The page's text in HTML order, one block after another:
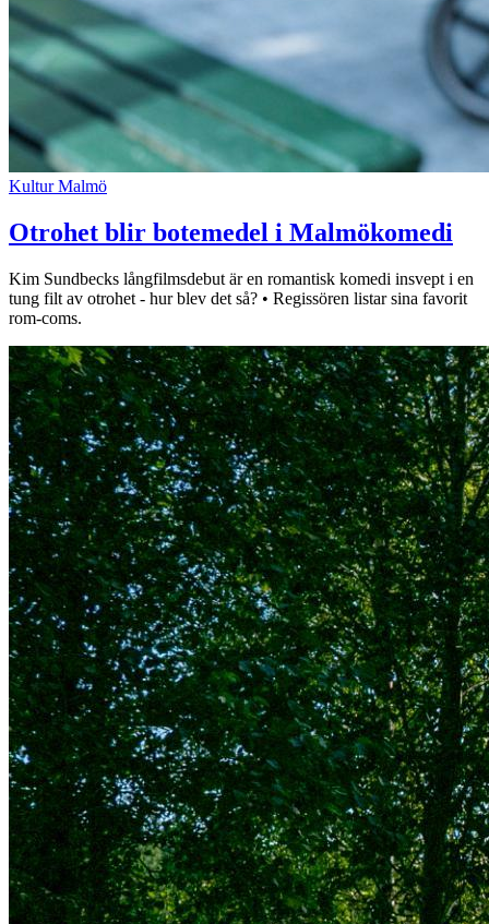
Kultur Malmö
Otrohet blir botemedel i Malmökomedi
Kim Sundbecks långfilmsdebut är en romantisk komedi insvept i en
tung filt av otrohet - hur blev det så? • Regissören listar sina favorit
rom-coms.